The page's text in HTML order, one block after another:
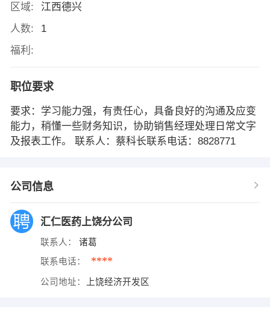
区域:
江西德兴
人数:
1
福利:
职位要求
要求：学习能力强，有责任心，具备良好的沟通及应变
能力，稍懂一些财务知识，协助销售经理处理日常文字
及报表工作。 联系人：蔡科长联系电话：8828771
公司信息
汇仁医药上饶分公司
联系人： 诸葛
联系电话： ****
公司地址： 上饶经济开发区